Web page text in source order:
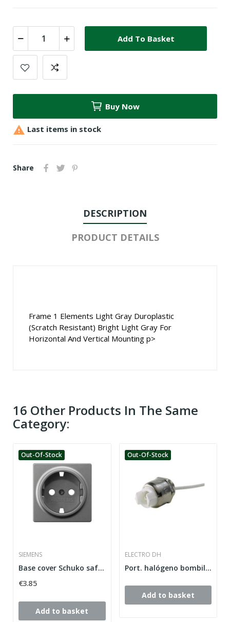
Add To Basket
Buy Now
 Last items in stock
Share
DESCRIPTION
PRODUCT DETAILS
Frame 1 Elements Light Gray Duroplastic
(Scratch Resistant) Bright Light Gray For
Horizontal And Vertical Mounting p>
16 Other Products In The Same
Category:
Out-Of-Stock
SIEMENS
Base cover Schuko safety plug carbon metallic...
€3.85
Add to basket
Out-Of-Stock
ELECTRO DH
Port. halógeno bombillas lineales.15cm.
Add to basket